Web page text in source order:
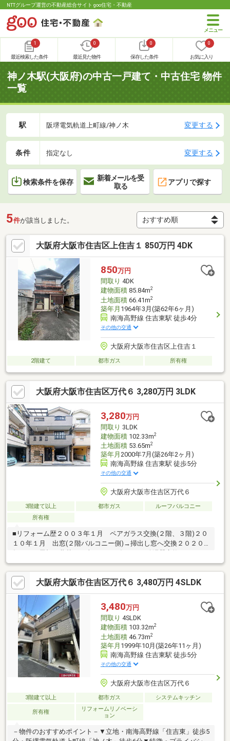
NTTグループ運営の不動産総合サイト goo住宅・不動産
1
最近検索した条件
0
最近見た物件
0
保存した条件
0
お気に入り
神ノ木駅(大阪府)の中古一戸建て・中古住宅 物件
一覧
駅 阪堺電気軌道上町線/神ノ木 変更する
条件 指定なし 変更する
検索条件を保存
新着メールを受
取る
アプリで探す
5件が該当しました。
大阪府大阪市住吉区上住吉１ 850万円 4DK
850万円
間取り 4DK
建物面積85.84m2
土地面積66.41m2
築年月 1964年3月(築62年6ヶ月)
南海高野線 住吉東駅 徒歩4分
その他の交通
大阪府大阪市住吉区上住吉１
2階建て 都市ガス 所有権
大阪府大阪市住吉区万代６ 3,280万円 3LDK
3,280万円
間取り 3LDK
建物面積102.33m2
土地面積53.65m2
築年月 2000年7月(築26年2ヶ月)
南海高野線 住吉東駅 徒歩5分
その他の交通
大阪府大阪市住吉区万代６
3階建て以上 都市ガス
ルーフバルコニー
所有権
■リフォーム歴２００３年１月 ペアガラス交換(２階、３階)２０
１０年１月 出窓(２階バルコニー側)→掃出し窓へ交換２０２０
年１月 ガスコンロ交換上記の他にもお手入れ箇所多数ございま
す！■LIFE INFORMATION(２沿線利用可能)・南海電鉄高野
線 住吉東駅 徒歩５分（約324m）・阪堺電気軌道上町
線 神ノ木駅 徒歩６分（約420m）・阪堺電気軌道上町線
帝塚山四丁目 徒歩７分（約556m）
大阪府大阪市住吉区万代６ 3,480万円 4SLDK
3,480万円
間取り 4SLDK
建物面積103.32m2
土地面積46.73m2
築年月 1999年10月(築26年11ヶ月)
南海高野線 住吉東駅 徒歩5分
その他の交通
大阪府大阪市住吉区万代６
3階建て以上 都市ガス システムキッチン
所有権
リフォームリノベーシ
ョン
－物件のおすすめポイント－▼立地・南海高野線「住吉東」徒歩5